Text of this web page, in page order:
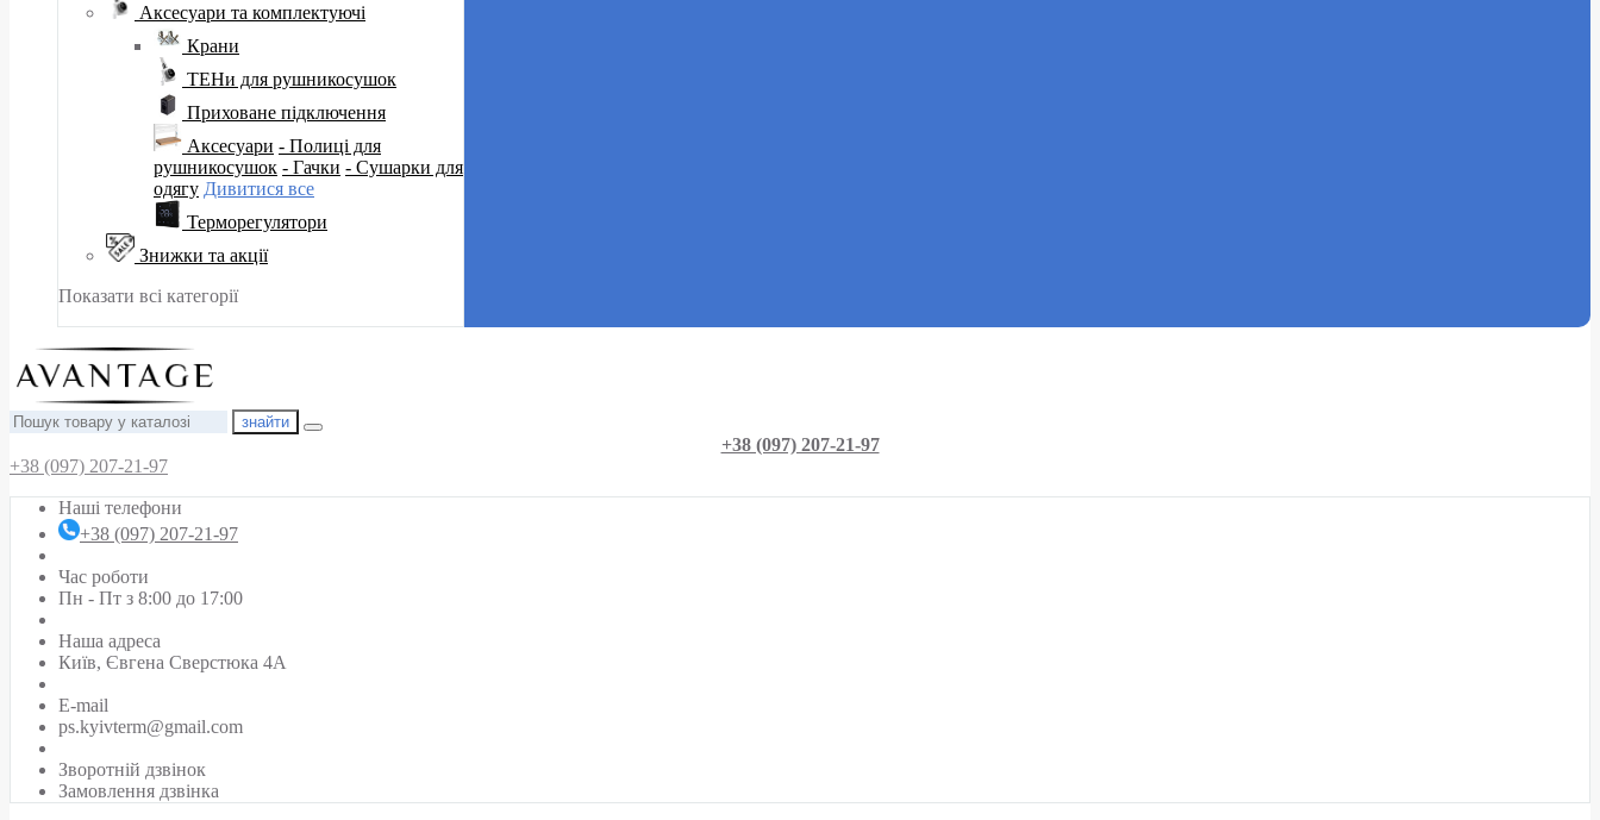
Аксесуари та комплектуючі
Крани
ТЕНи для рушникосушок
Приховане підключення
Аксесуари - Полиці для
рушникосушок - Гачки - Сушарки для
одягу Дивитися все
Терморегулятори
Знижки та акції
Показати всі категорії
знайти
+38 (097) 207-21-97
+38 (097) 207-21-97
Наші телефони
+38 (097) 207-21-97
Час роботи
Пн - Пт з 8:00 до 17:00
Наша адреса
Київ, Євгена Сверстюка 4А
E-mail
ps.kyivterm@gmail.com
Зворотній дзвінок
Замовлення дзвінка